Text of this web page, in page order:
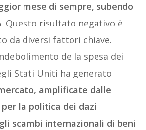
mese di sempre, subendo
. Questo risultato negativo è
da diversi fattori chiave.
della spesa dei
Stati Uniti ha generato
amplificate dalle
la politica dei dazi
scambi internazionali di beni